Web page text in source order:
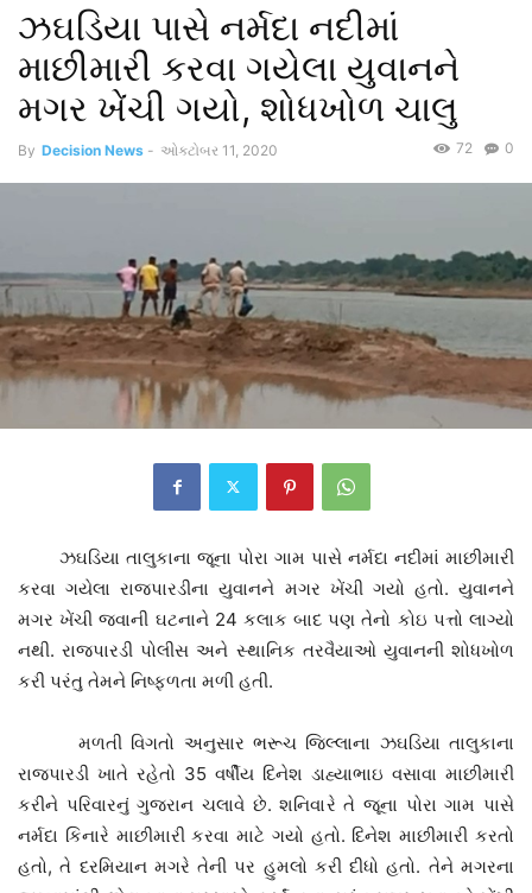
ઝઘડિયા પાસે નર્મદા નદીમાં
માછીમારી કરવા ગયેલા યુવાનને
મગર ખેંચી ગયો, શોધખોળ ચાલુ
By Decision News - ઓક્ટોબર 11, 2020 0
72
ઝઘડિયા તાલુકાના જૂના પોરા ગામ પાસે નર્મદા નદીમાં માછીમારી
કરવા ગયેલા રાજપારડીના યુવાનને મગર ખેંચી ગયો હતો. યુવાનને
મગર ખેંચી જવાની ઘટનાને 24 કલાક બાદ પણ તેનો કોઇ પત્તો લાગ્યો
નથી. રાજપારડી પોલીસ અને સ્થાનિક તરવૈયાઓ યુવાનની શોધખોળ
કરી પરંતુ તેમને નિષ્ફળતા મળી હતી.
મળતી વિગતો અનુસાર ભરૂચ જિલ્લાના ઝઘડિયા તાલુકાના‌
રાજપારડી ખાતે રહેતો 35 વર્ષીય દિનેશ ડાહ્યાભાઇ વસાવા માછીમારી
કરીને પરિવારનું ગુજરાન ચલાવે છે. શનિવારે તે જૂના પોરા ગામ પાસે
નર્મદા કિનારે માછીમારી કરવા માટે ગયો હતો. દિનેશ માછીમારી કરતો
હતો, તે દરમિયાન મગરે તેની પર હુમલો કરી દીધો હતો. તેને મગરના